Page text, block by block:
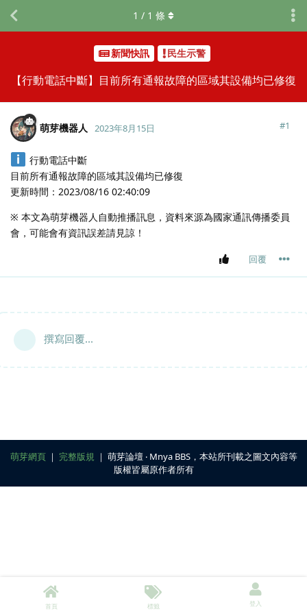
新聞快訊 民生示警
【行動電話中斷】目前所有通報故障的區域其設備均已修復
1 / 1 條
萌芽機器人 2023年8月15日 #1
行動電話中斷
目前所有通報故障的區域其設備均已修復
更新時間：2023/08/16 02:40:09
※ 本文為萌芽機器人自動推播訊息，資料來源為國家通訊傳播委員
會，可能會有資訊誤差請見諒！
回覆
撰寫回覆...
萌芽網頁｜ 完整版規 ｜ 萌芽論壇 ‧ Mnya BBS，本站所刊載之圖文內容等
版權皆屬原作者所有
首頁 標籤 登入